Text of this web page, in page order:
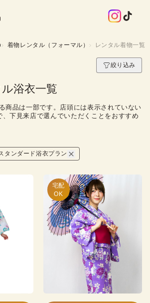
着物レンタル（フォーマル） レンタル着物一覧
絞り込み
浴衣一覧
商品は一部です。店頭には表示されていない
下見来店で選んでいただくことをおすすめ
タンダード浴衣プラン
宅配
OK